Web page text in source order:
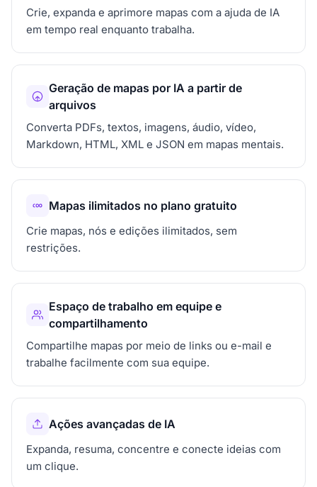
Crie, expanda e aprimore mapas com a ajuda de IA
em tempo real enquanto trabalha.
Geração de mapas por IA a partir de
arquivos
Converta PDFs, textos, imagens, áudio, vídeo,
Markdown, HTML, XML e JSON em mapas mentais.
Mapas ilimitados no plano gratuito
Crie mapas, nós e edições ilimitados, sem
restrições.
Espaço de trabalho em equipe e
compartilhamento
Compartilhe mapas por meio de links ou e-mail e
trabalhe facilmente com sua equipe.
Ações avançadas de IA
Expanda, resuma, concentre e conecte ideias com
um clique.